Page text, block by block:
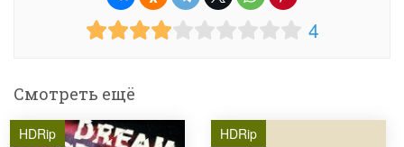
4
Смотреть ещё
HDRip HDRip